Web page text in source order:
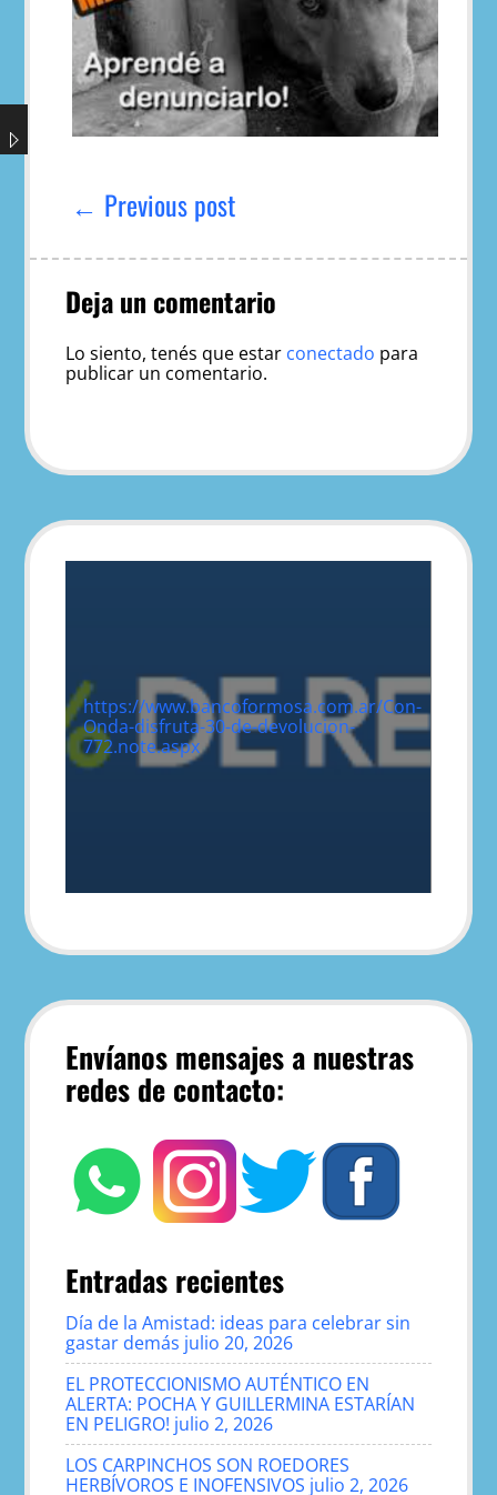
entradas
← Previous post
Deja un comentario
Lo siento, tenés que estar conectado para
publicar un comentario.
https://www.bancoformosa.com.ar/Con-
Onda-disfruta-30-de-devolucion-
772.note.aspx
Envíanos mensajes a nuestras
redes de contacto:
Entradas recientes
Día de la Amistad: ideas para celebrar sin
gastar demás julio 20, 2026
EL PROTECCIONISMO AUTÉNTICO EN
ALERTA: POCHA Y GUILLERMINA ESTARÍAN
EN PELIGRO! julio 2, 2026
LOS CARPINCHOS SON ROEDORES
HERBÍVOROS E INOFENSIVOS julio 2, 2026